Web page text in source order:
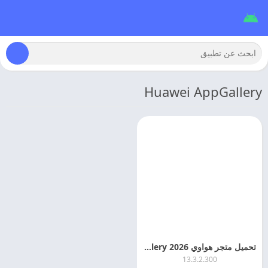
Huawei AppGallery
تحميل متجر هواوي 2026 Huawei AppGallery اخر اصدار
13.3.2.300